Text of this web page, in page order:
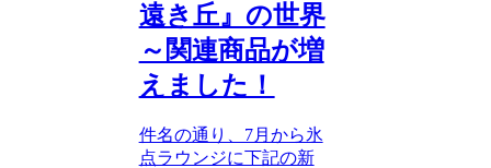
遠き丘』の世界
～関連商品が増
えました！
件名の通り、7月から氷
点ラウンジに下記の新